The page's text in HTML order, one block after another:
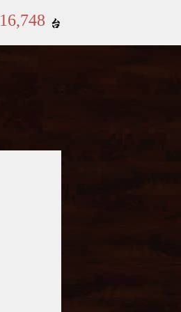
16,748